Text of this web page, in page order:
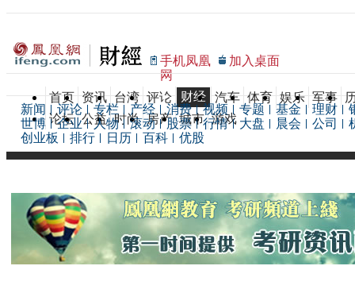
手机凤凰
网
加入桌面
首页 资讯 台湾 评论 财经 汽车 体育 娱乐 军事
论坛 公益 时尚 房产 城市 游戏
新闻 评论 专栏 产经 消费 视频 专题 基金 理财
世博
企业 人物 滚动 股票 行情 大盘 晨会 公司
创业板
排行 日历 百科 优股